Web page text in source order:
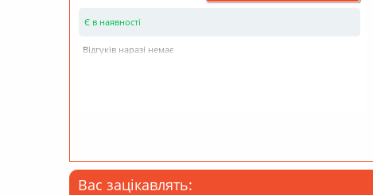
Є в наявності
Відгуків наразі немає
Вас зацікавлять: